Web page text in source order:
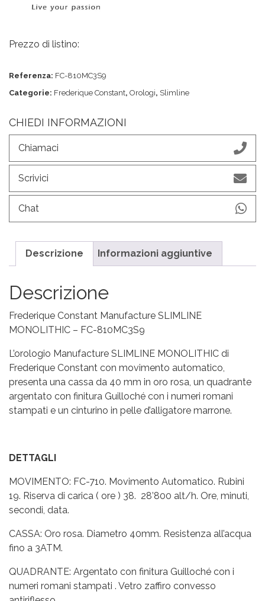
Prezzo di listino:
Referenza: FC-810MC3S9
Categorie: Frederique Constant, Orologi, Slimline
CHIEDI INFORMAZIONI
Chiamaci
Scrivici
Chat
Descrizione Informazioni aggiuntive
Descrizione
Frederique Constant Manufacture SLIMLINE
MONOLITHIC – FC-810MC3S9
L’orologio Manufacture SLIMLINE MONOLITHIC di
Frederique Constant con movimento automatico,
presenta una cassa da 40 mm in oro rosa, un quadrante
argentato con finitura Guilloché con i numeri romani
stampati e un cinturino in pelle d’alligatore marrone.
DETTAGLI
MOVIMENTO: FC-710. Movimento Automatico. Rubini
19. Riserva di carica ( ore ) 38. 28’800 alt/h. Ore, minuti,
secondi, data.
CASSA: Oro rosa. Diametro 40mm. Resistenza all’acqua
fino a 3ATM.
QUADRANTE: Argentato con finitura Guilloché con i
numeri romani stampati . Vetro zaffiro convesso